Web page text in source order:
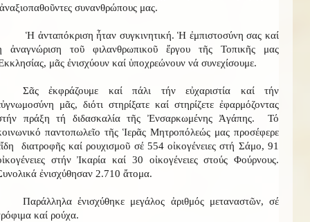
συνανθρώπους μας.
Ἡ ἀνταπόκριση ἦταν συγκινητική. Ἡ ἐμπιστοσύνη σας καί
ἀναγνώριση τοῦ φιλανθρωπικοῦ ἔργου τῆς Τοπικῆς μας
μᾶς ἐνισχύουν καί ὑποχρεώνουν νά συνεχίσουμε.
Σᾶς ἐκφράζουμε καί πάλι τήν εὐχαριστία καί τήν
μᾶς, διότι στηρίξατε καί στηρίζετε ἐφαρμόζοντας
πράξη τή διδασκαλία τῆς Ἐνσαρκωμένης Ἀγάπης. Τό
παντοπωλεῖο τῆς Ἱερᾶς Μητροπόλεώς μας προσέφερε
διατροφῆς καί ρουχισμοῦ σέ 554 οἰκογένειες στή Σάμο, 91
στήν Ἰκαρία καί 30 οἰκογένειες στούς Φούρνους.
ἐνισχύθησαν 2.710 ἄτομα.
Παράλληλα ἐνισχύθηκε μεγάλος ἀριθμός μεταναστῶν, σέ
καί ρούχα.